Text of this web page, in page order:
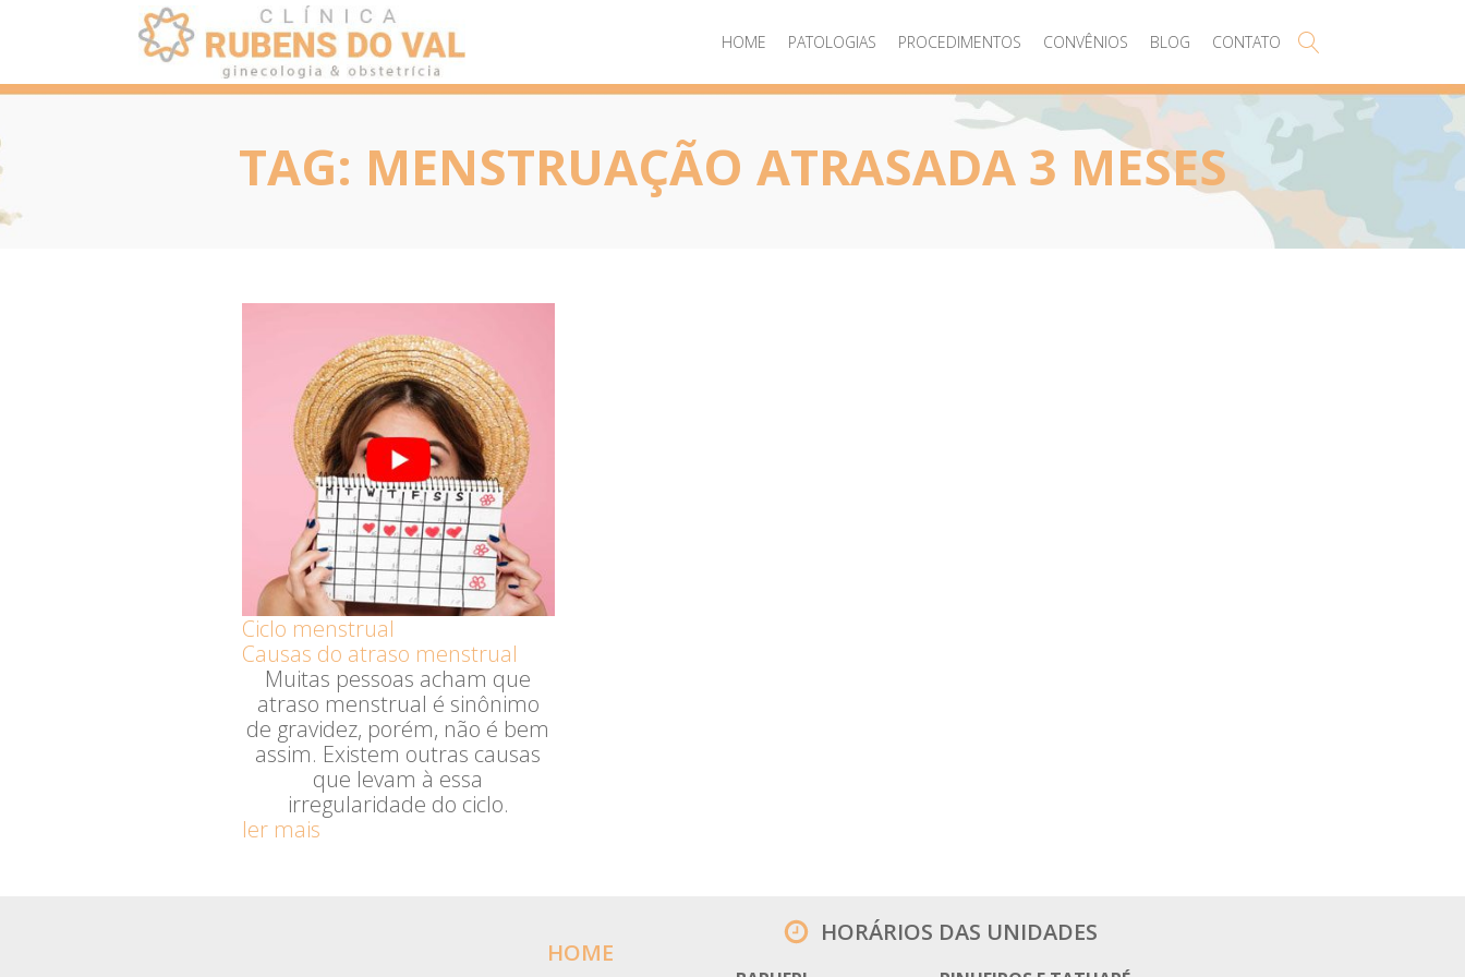
HOME PATOLOGIAS PROCEDIMENTOS CONVÊNIOS BLOG CONTATO
TAG: MENSTRUAÇÃO ATRASADA 3 MESES
Ciclo menstrual
Causas do atraso menstrual
Muitas pessoas acham que
atraso menstrual é sinônimo
de gravidez, porém, não é bem
assim. Existem outras causas
que levam à essa
irregularidade do ciclo.
ler mais
HOME
HORÁRIOS DAS UNIDADES